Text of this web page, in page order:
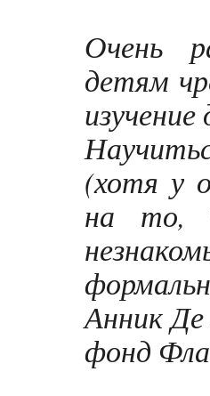
Очень
детям
(хотя у
на то,
Анник
фонд